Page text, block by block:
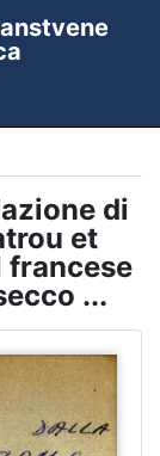
di
et
francese
...